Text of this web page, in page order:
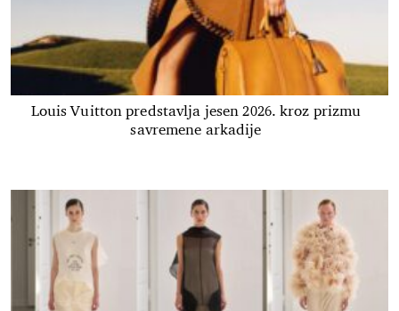
Louis Vuitton predstavlja jesen 2026. kroz prizmu
savremene arkadije